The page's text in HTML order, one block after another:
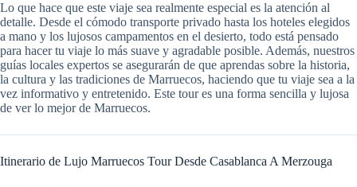
Lo que hace que este viaje sea realmente especial es la atención al
detalle. Desde el cómodo transporte privado hasta los hoteles elegidos
a mano y los lujosos campamentos en el desierto, todo está pensado
para hacer tu viaje lo más suave y agradable posible. Además, nuestros
guías locales expertos se asegurarán de que aprendas sobre la historia,
la cultura y las tradiciones de Marruecos, haciendo que tu viaje sea a la
vez informativo y entretenido. Este tour es una forma sencilla y lujosa
de ver lo mejor de Marruecos.
Itinerario de Lujo Marruecos Tour Desde Casablanca A Merzouga